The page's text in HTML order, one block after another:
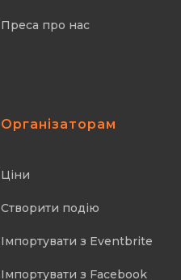
Преса про нас
Організаторам
Ціни
Створити подію
Імпортувати з Eventbrite
Імпортувати з Facebook